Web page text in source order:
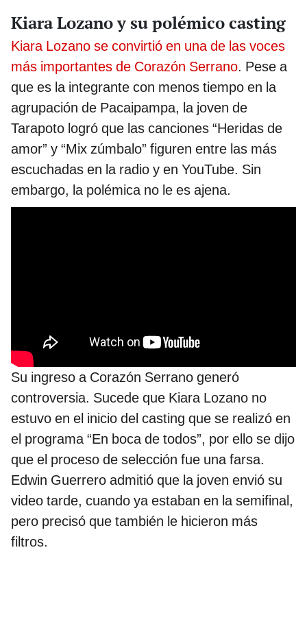
Kiara Lozano y su polémico casting
Kiara Lozano se convirtió en una de las voces
más importantes de Corazón Serrano. Pese a
que es la integrante con menos tiempo en la
agrupación de Pacaipampa, la joven de
Tarapoto logró que las canciones “Heridas de
amor” y “Mix zúmbalo” figuren entre las más
escuchadas en la radio y en YouTube. Sin
embargo, la polémica no le es ajena.
Su ingreso a Corazón Serrano generó
controversia. Sucede que Kiara Lozano no
estuvo en el inicio del casting que se realizó en
el programa “En boca de todos”, por ello se dijo
que el proceso de selección fue una farsa.
Edwin Guerrero admitió que la joven envió su
video tarde, cuando ya estaban en la semifinal,
pero precisó que también le hicieron más
filtros.